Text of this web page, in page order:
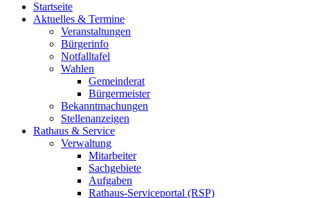
Startseite
Aktuelles & Termine
Veranstaltungen
Bürgerinfo
Notfalltafel
Wahlen
Gemeinderat
Bürgermeister
Bekanntmachungen
Stellenanzeigen
Rathaus & Service
Verwaltung
Mitarbeiter
Sachgebiete
Aufgaben
Rathaus-Serviceportal (RSP)